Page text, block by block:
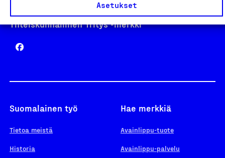
Asetukset
Yhteiskunnallinen Yritys -merkki
Suomalainen työ
Tietoa meistä
Historia
Hae merkkiä
Avainlippu-tuote
Avainlippu-palvelu